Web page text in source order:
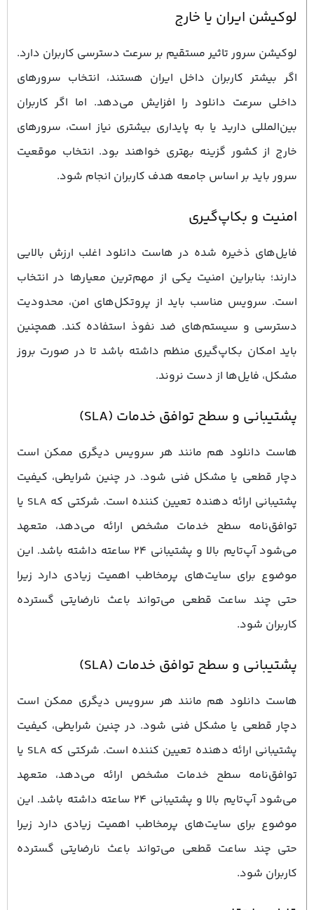
لوکیشن ایران یا خارج
لوکیشن سرور تاثیر مستقیم بر سرعت دسترسی کاربران دارد.
اگر بیشتر کاربران داخل ایران هستند، انتخاب سرورهای
داخلی سرعت دانلود را افزایش می‌دهد. اما اگر کاربران
بین‌المللی دارید یا به پایداری بیشتری نیاز است، سرورهای
خارج از کشور گزینه بهتری خواهند بود. انتخاب موقعیت
سرور باید بر اساس جامعه هدف کاربران انجام شود.
امنیت و بکاپ‌گیری
فایل‌های ذخیره‌ شده در هاست دانلود اغلب ارزش بالایی
دارند؛ بنابراین امنیت یکی از مهم‌ترین معیارها در انتخاب
است. سرویس مناسب باید از پروتکل‌های امن، محدودیت
دسترسی و سیستم‌های ضد نفوذ استفاده کند. همچنین
باید امکان بکاپ‌گیری منظم داشته باشد تا در صورت بروز
مشکل، فایل‌ها از دست نروند.
پشتیبانی و سطح توافق خدمات (SLA)
هاست دانلود هم مانند هر سرویس دیگری ممکن است
دچار قطعی یا مشکل فنی شود. در چنین شرایطی، کیفیت
پشتیبانی ارائه ‌دهنده تعیین ‌کننده است. شرکتی که SLA یا
توافق‌نامه سطح خدمات مشخص ارائه می‌دهد، متعهد
می‌شود آپ‌تایم بالا و پشتیبانی ۲۴ ساعته داشته باشد. این
موضوع برای سایت‌های پرمخاطب اهمیت زیادی دارد زیرا
حتی چند ساعت قطعی می‌تواند باعث نارضایتی گسترده
کاربران شود.
پشتیبانی و سطح توافق خدمات (SLA)
هاست دانلود هم مانند هر سرویس دیگری ممکن است
دچار قطعی یا مشکل فنی شود. در چنین شرایطی، کیفیت
پشتیبانی ارائه ‌دهنده تعیین ‌کننده است. شرکتی که SLA یا
توافق‌نامه سطح خدمات مشخص ارائه می‌دهد، متعهد
می‌شود آپ‌تایم بالا و پشتیبانی ۲۴ ساعته داشته باشد. این
موضوع برای سایت‌های پرمخاطب اهمیت زیادی دارد زیرا
حتی چند ساعت قطعی می‌تواند باعث نارضایتی گسترده
کاربران شود.